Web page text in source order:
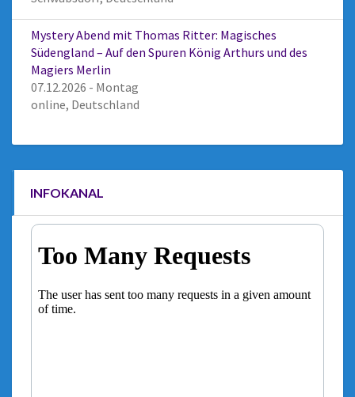
Mystery Abend mit Thomas Ritter: Magisches
Südengland – Auf den Spuren König Arthurs und des
Magiers Merlin
07.12.2026 - Montag
online, Deutschland
INFOKANAL